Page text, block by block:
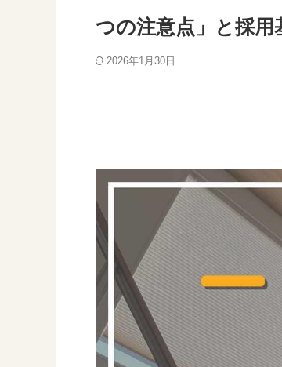
つの注意点」と採用
2026年1月30日